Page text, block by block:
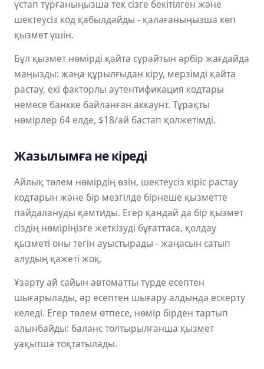
ұстап тұрғаныңызша тек сізге бекітілген және
шектеусіз код қабылдайды - қалағаныңызша көп
қызмет үшін.
Бұл қызмет нөмірді қайта сұрайтын әрбір жағдайда
маңызды: жаңа құрылғыдан кіру, мерзімді қайта
растау, екі факторлы аутентификация кодтары
немесе банкке байланған аккаунт. Тұрақты
нөмірлер 64 елде, $18/ай бастап қолжетімді.
Жазылымға не кіреді
Айлық төлем нөмірдің өзін, шектеусіз кіріс растау
кодтарын және бір мезгілде бірнеше қызметте
пайдалануды қамтиды. Егер қандай да бір қызмет
сіздің нөміріңізге жеткізуді бұғаттаса, қолдау
қызметі оны тегін ауыстырады - жаңасын сатып
алудың қажеті жоқ.
Ұзарту ай сайын автоматты түрде есептен
шығарылады, әр есептен шығару алдында ескерту
келеді. Егер төлем өтпесе, нөмір бірден тартып
алынбайды: баланс толтырылғанша қызмет
уақытша тоқтатылады.